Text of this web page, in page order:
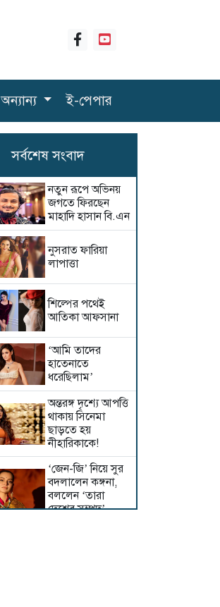
অন্যান্য ই-পেপার
সর্বশেষ সংবাদ
নতুন রূপে অভিনয়
জগতে ফিরছেন
মাহাদি হাসান বি.এন
নুসরাত ফারিয়া
লাপাত্তা
শিল্পের পথেই
আতিকা আফসানা
‘আমি তাদের
হাতেনাতে
ধরেছিলাম’
অন্তরঙ্গ দৃশ্যে আপত্তি
থাকায় সিনেমা
ছাড়তে হয়
নীহারিকাকে!
‘জেন-জি’ নিয়ে সুর
বদলালেন কঙ্গনা,
বললেন ‘তারা
দেশের সম্পদ’